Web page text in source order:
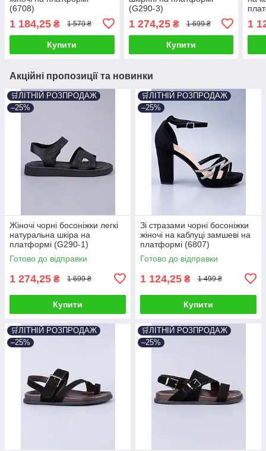
(6708)
1 184,25 ₴ 1 579 ₴
Купити
(G290-3)
1 274,25₴ 1 699 ₴
Купити
1
Акційні пропозиції та новинки
🛒ЛІТНІЙ РОЗПРОДАЖ
–25%
Жіночі чорні босоніжки легкі
натуральна шкіра на
платформі (G290-1)
Готово до відправки
1 274,25 ₴ 1 699 ₴
Купити
🛒ЛІТНІЙ РОЗПРОДАЖ
–25%
Зі стразами чорні босоніжки
жіночі на каблуці замшеві на
платформі (6807)
Готово до відправки
1 124,25 ₴ 1 499 ₴
Купити
🛒ЛІТНІЙ РОЗПРОДАЖ
–25%
🛒ЛІТНІЙ РОЗПРОДАЖ
–25%